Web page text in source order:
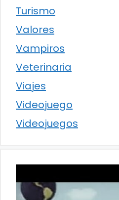
Turismo
Valores
Vampiros
Veterinaria
Viajes
Videojuego
Videojuegos